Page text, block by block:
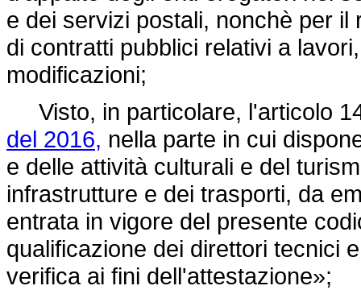
e dei servizi postali, nonchè per
di contratti pubblici relativi a
modificazioni;
Visto, in particolare, l'articolo
del 2016, nella parte in cui
e delle attività culturali e del
infrastrutture e dei trasporti, da
entrata in vigore del presente
qualificazione dei direttori tecnici
verifica ai fini dell'attestazione»;